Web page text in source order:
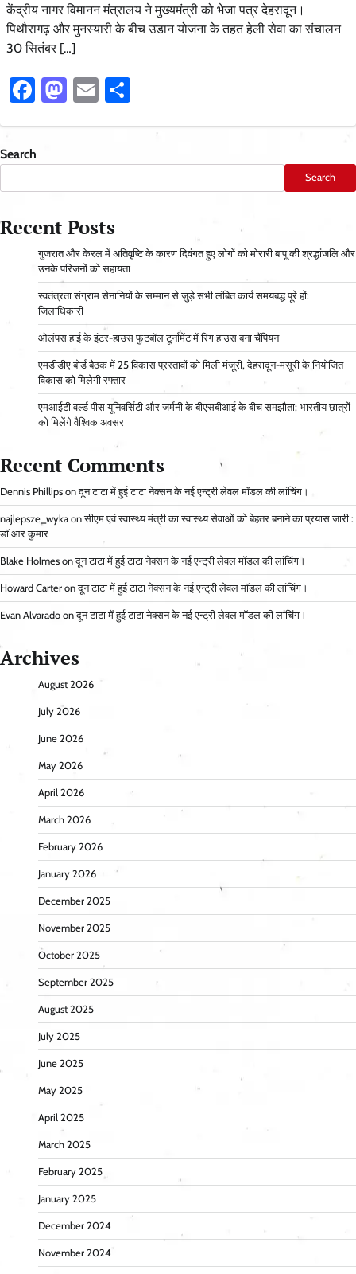
केंद्रीय नागर विमानन मंत्रालय ने मुख्यमंत्री को भेजा पत्र देहरादून।
पिथौरागढ़ और मुनस्यारी के बीच उडान योजना के तहत हेली सेवा का संचालन
30 सितंबर […]
Facebook
Mastodon
Email
Search
Search
Recent Posts
गुजरात और केरल में अतिवृष्टि के कारण दिवंगत हुए लोगों को मोरारी बापू की श्रद्धांजलि और
उनके परिजनों को सहायता
स्वतंत्रता संग्राम सेनानियों के सम्मान से जुड़े सभी लंबित कार्य समयबद्ध पूरे हों:
जिलाधिकारी
ओलंपस हाई के इंटर-हाउस फुटबॉल टूर्नामेंट में रिग हाउस बना चैंपियन
एमडीडीए बोर्ड बैठक में 25 विकास प्रस्तावों को मिली मंजूरी, देहरादून-मसूरी के नियोजित
विकास को मिलेगी रफ्तार
एमआईटी वर्ल्ड पीस यूनिवर्सिटी और जर्मनी के बीएसबीआई के बीच समझौता; भारतीय छात्रों
को मिलेंगे वैश्विक अवसर
Recent Comments
Dennis Phillips onदून टाटा में हुई टाटा नेक्सन के नई एन्ट्री लेवल मॉडल की लांचिंग।
najlepsze_wyka onसीएम एवं स्वास्थ्य मंत्री का स्वास्थ्य सेवाओं को बेहतर बनाने का प्रयास जारी :
डॉ आर कुमार
Blake Holmes onदून टाटा में हुई टाटा नेक्सन के नई एन्ट्री लेवल मॉडल की लांचिंग।
Howard Carter onदून टाटा में हुई टाटा नेक्सन के नई एन्ट्री लेवल मॉडल की लांचिंग।
Evan Alvarado onदून टाटा में हुई टाटा नेक्सन के नई एन्ट्री लेवल मॉडल की लांचिंग।
Archives
August 2026
July 2026
June 2026
May 2026
April 2026
March 2026
February 2026
January 2026
December 2025
November 2025
October 2025
September 2025
August 2025
July 2025
June 2025
May 2025
April 2025
March 2025
February 2025
January 2025
December 2024
November 2024